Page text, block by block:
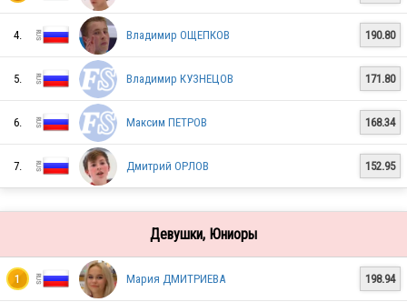
RUS
RUS
RUS
RUS
4. Владимир ОЩЕПКОВ 190.80
5. Владимир КУЗНЕЦОВ 171.80
6. Максим ПЕТРОВ 168.34
7. Дмитрий ОРЛОВ 152.95
Девушки, Юниоры
1 Мария ДМИТРИЕВА 198.94